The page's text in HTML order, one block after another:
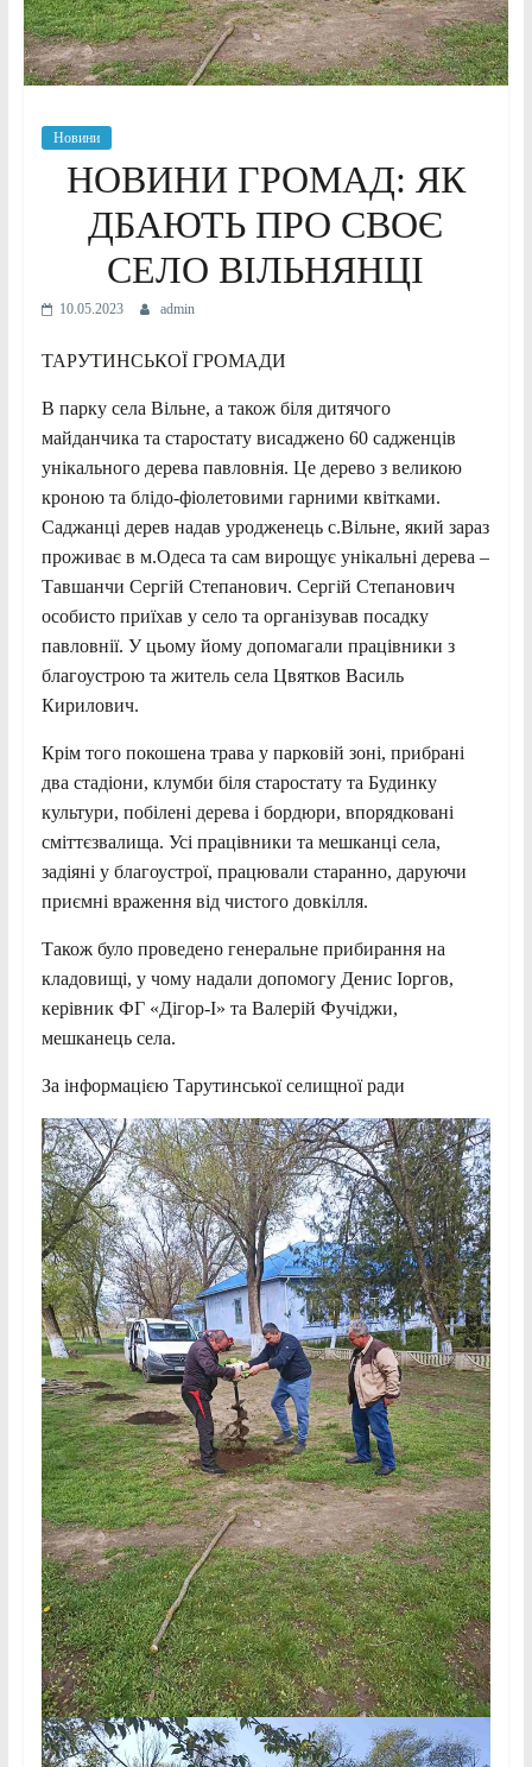
Новини
НОВИНИ ГРОМАД: ЯК
ДБАЮТЬ ПРО СВОЄ
СЕЛО ВІЛЬНЯНЦІ
10.05.2023 admin
ТАРУТИНСЬКОЇ ГРОМАДИ
В парку села Вільне, а також біля дитячого
майданчика та старостату висаджено 60 садженців
унікального дерева павловнія. Це дерево з великою
кроною та блідо-фіолетовими гарними квітками.
Саджанці дерев надав уродженець с.Вільне, який зараз
проживає в м.Одеса та сам вирощує унікальні дерева –
Тавшанчи Сергій Степанович. Сергій Степанович
особисто приїхав у село та організував посадку
павловнії. У цьому йому допомагали працівники з
благоустрою та житель села Цвятков Василь
Кирилович.
Крім того покошена трава у парковій зоні, прибрані
два стадіони, клумби біля старостату та Будинку
культури, побілені дерева і бордюри, впорядковані
сміттєзвалища. Усі працівники та мешканці села,
задіяні у благоустрої, працювали старанно, даруючи
приємні враження від чистого довкілля.
Також було проведено генеральне прибирання на
кладовищі, у чому надали допомогу Денис Іоргов,
керівник ФГ «Дігор-І» та Валерій Фучіджи,
мешканець села.
За інформацією Тарутинської селищної ради